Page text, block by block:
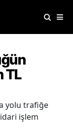
TL
yolu trafiğe
işlem